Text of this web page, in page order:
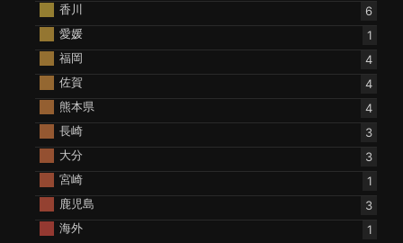
香川
6
愛媛
1
福岡
4
佐賀
4
熊本県
4
長崎
3
大分
3
宮崎
1
鹿児島
3
海外
1